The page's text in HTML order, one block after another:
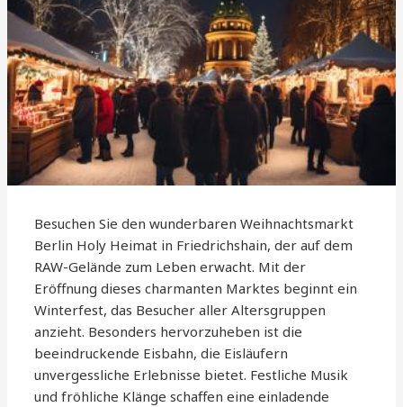
Besuchen Sie den wunderbaren Weihnachtsmarkt
Berlin Holy Heimat in Friedrichshain, der auf dem
RAW-Gelände zum Leben erwacht. Mit der
Eröffnung dieses charmanten Marktes beginnt ein
Winterfest, das Besucher aller Altersgruppen
anzieht. Besonders hervorzuheben ist die
beeindruckende Eisbahn, die Eisläufern
unvergessliche Erlebnisse bietet. Festliche Musik
und fröhliche Klänge schaffen eine einladende